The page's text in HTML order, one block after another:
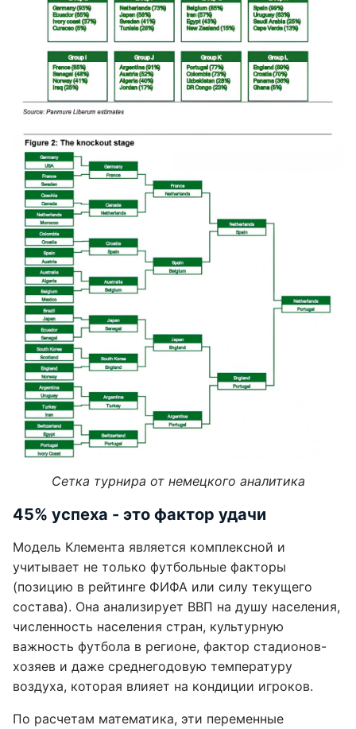
Сетка турнира от немецкого аналитика
45% успеха - это фактор удачи
Модель Клемента является комплексной и
учитывает не только футбольные факторы
(позицию в рейтинге ФИФА или силу текущего
состава). Она анализирует ВВП на душу населения,
численность населения стран, культурную
важность футбола в регионе, фактор стадионов-
хозяев и даже среднегодовую температуру
воздуха, которая влияет на кондиции игроков.
По расчетам математика, эти переменные